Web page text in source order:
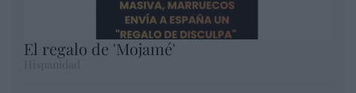
El regalo de 'Mojamé'